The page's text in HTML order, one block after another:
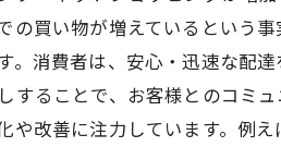
の買い物が増えているという
。消費者は、安心・迅速な配
することで、お客様とのコミ
や改善に注力しています。例